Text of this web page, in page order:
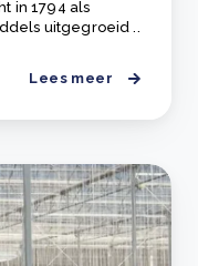
in 1794 als
uitgegroeid ..
Lees meer